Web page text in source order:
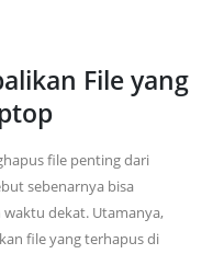
File yang
file penting dari
sebenarnya bisa
dekat. Utamanya,
file yang terhapus di